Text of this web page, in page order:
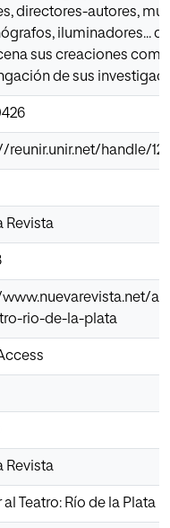
directores-autores,
iluminadores...
sus creaciones como
de sus
reunir.unir.net/handle/
Revista
rio-de-la-plata
Revista
al Teatro: Río de la Plata